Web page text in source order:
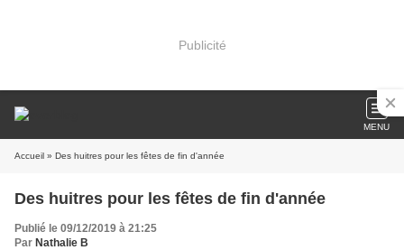
Publicité
MENU
Accueil » Des huitres pour les fêtes de fin d'année
Des huitres pour les fêtes de fin d'année
Publié le 09/12/2019 à 21:25
Par Nathalie B